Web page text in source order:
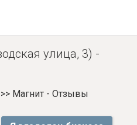
улица, 3) -
>> Магнит - Отзывы